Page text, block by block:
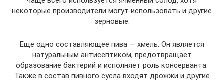
некоторые производители могут использовать и другие
зерновые.
Еще одно составляющее пива — хмель. Он является
натуральным антисептиком, предотвращает
образование бактерий и исполняет роль консерванта.
Также в состав пивного сусла входят дрожжи и другие